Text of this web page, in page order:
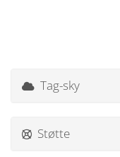
Tag-sky
Støtte